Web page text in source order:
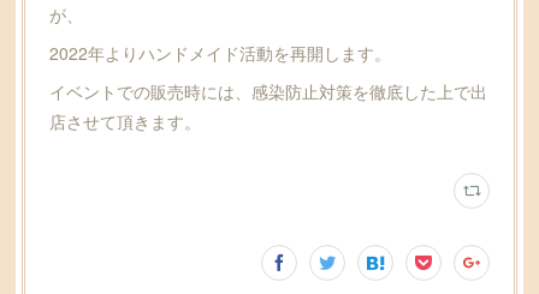
が、
2022年よりハンドメイド活動を再開します。
イベントでの販売時には、感染防止対策を徹底した上で出
店させて頂きます。